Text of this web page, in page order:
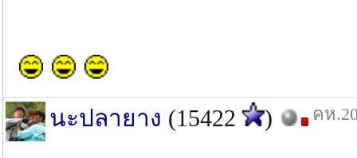
นะปลายาง (15422 ) คห